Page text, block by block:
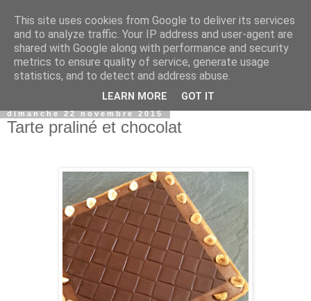
dimanche 22 novembre 2015
Tarte praliné et chocolat
This site uses cookies from Google to deliver its services
and to analyze traffic. Your IP address and user-agent are
shared with Google along with performance and security
metrics to ensure quality of service, generate usage
statistics, and to detect and address abuse.
LEARN MORE GOT IT